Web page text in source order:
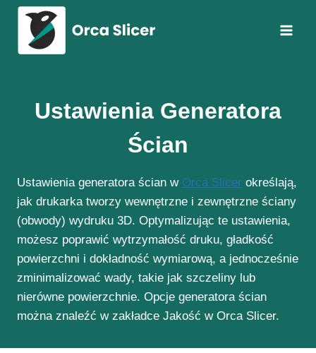
Przejdź
treści
Ustawienia Generatora
Ścian
Ustawienia generatora ścian w Orca Slicer określają,
jak drukarka tworzy wewnętrzne i zewnętrzne ściany
(obwody) wydruku 3D. Optymalizując te ustawienia,
możesz poprawić wytrzymałość druku, gładkość
powierzchni i dokładność wymiarową, a jednocześnie
zminimalizować wady, takie jak szczeliny lub
nierówne powierzchnie. Opcje generatora ścian
można znaleźć w zakładce Jakość w Orca Slicer.